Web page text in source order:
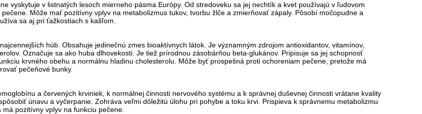
vyskytuje v listnatých lesoch mierneho pásma Európy. Od stredoveku sa jej nechtík a kvet používajú v ľudovom
Môže mať pozitívny vplyv na metabolizmus tukov, tvorbu žlče a zmierňovať zápaly. Pôsobí močopudne a
sa aj pri ťažkostiach s kašľom.
húb. Obsahuje jedinečnú zmes bioaktívnych látok. Je významným zdrojom antioxidantov, vitamínov,
Označuje sa ako huba dlhovekosti. Je tiež prírodnou zásobárňou beta-glukánov. Pripisuje sa jej schopnosť
krvného obehu a normálnu hladinu cholesterolu. Môže byť prospešná proti ochoreniam pečene, pretože má
pečeňové bunky.
a červených krviniek, k normálnej činnosti nervového systému a k správnej duševnej činnosti vrátane kvality
únavu a vyčerpanie. Zohráva veľmi dôležitú úlohu pri pohybe a toku krvi. Prispieva k správnemu metabolizmu
pozitívny vplyv na funkciu pečene.